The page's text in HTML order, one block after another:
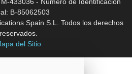
B-85062503
Spain S.L. Todos los derechos
reservados.
del Sitio